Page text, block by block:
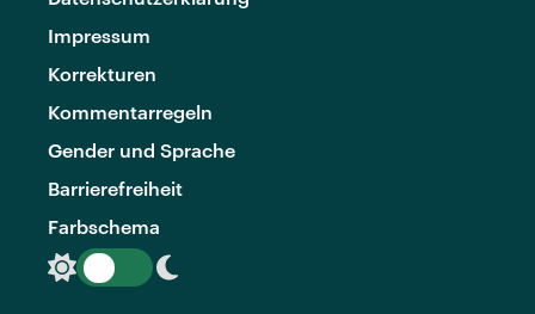
Impressum
Korrekturen
Kommentarregeln
Gender und Sprache
Barrierefreiheit
Farbschema